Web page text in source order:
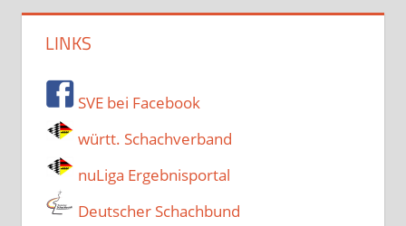
LINKS
SVE bei Facebook
württ. Schachverband
nuLiga Ergebnisportal
Deutscher Schachbund